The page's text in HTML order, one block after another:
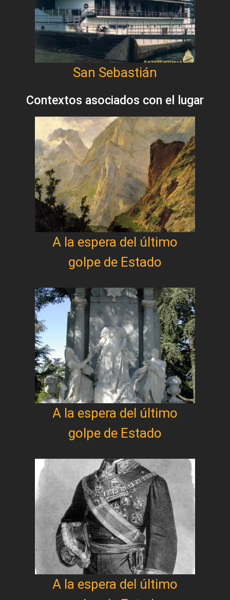
San Sebastián
Contextos asociados con el lugar
A la espera del último
golpe de Estado
A la espera del último
golpe de Estado
A la espera del último